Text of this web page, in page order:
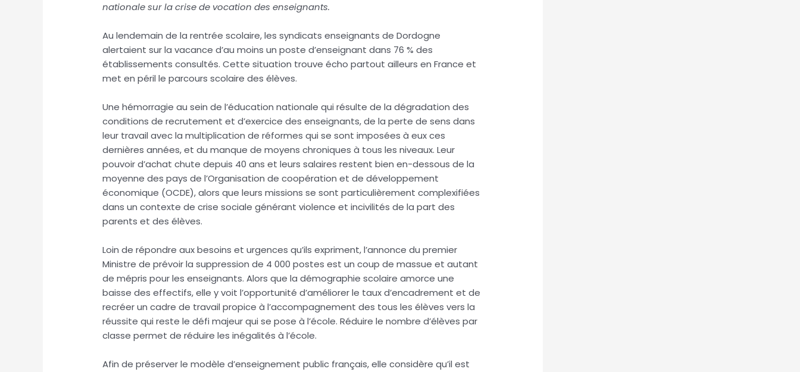
nationale sur la crise de vocation des enseignants.
Au lendemain de la rentrée scolaire, les syndicats enseignants de Dordogne
alertaient sur la vacance d’au moins un poste d’enseignant dans 76 % des
établissements consultés. Cette situation trouve écho partout ailleurs en France et
met en péril le parcours scolaire des élèves.
Une hémorragie au sein de l’éducation nationale qui résulte de la dégradation des
conditions de recrutement et d’exercice des enseignants, de la perte de sens dans
leur travail avec la multiplication de réformes qui se sont imposées à eux ces
dernières années, et du manque de moyens chroniques à tous les niveaux. Leur
pouvoir d’achat chute depuis 40 ans et leurs salaires restent bien en-dessous de la
moyenne des pays de l’Organisation de coopération et de développement
économique (OCDE), alors que leurs missions se sont particulièrement complexifiées
dans un contexte de crise sociale générant violence et incivilités de la part des
parents et des élèves.
Loin de répondre aux besoins et urgences qu’ils expriment, l’annonce du premier
Ministre de prévoir la suppression de 4 000 postes est un coup de massue et autant
de mépris pour les enseignants. Alors que la démographie scolaire amorce une
baisse des effectifs, elle y voit l’opportunité d’améliorer le taux d’encadrement et de
recréer un cadre de travail propice à l’accompagnement des tous les élèves vers la
réussite qui reste le défi majeur qui se pose à l’école. Réduire le nombre d’élèves par
classe permet de réduire les inégalités à l’école.
Afin de préserver le modèle d’enseignement public français, elle considère qu’il est